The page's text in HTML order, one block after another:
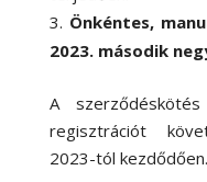
Önkéntes,
2023. második
A
regisztrációt
2023-tól kezdődően.